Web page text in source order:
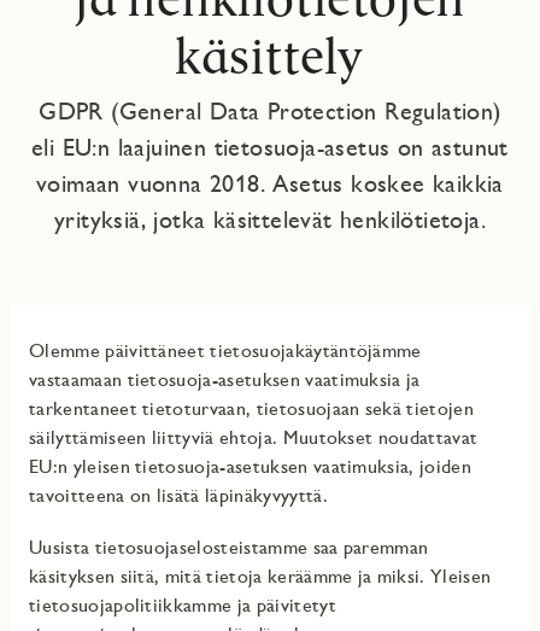
käsittely
GDPR (General Data Protection Regulation)
eli EU:n laajuinen tietosuoja-asetus on astunut
voimaan vuonna 2018. Asetus koskee kaikkia
yrityksiä, jotka käsittelevät henkilötietoja.
Olemme päivittäneet tietosuojakäytäntöjämme
vastaamaan tietosuoja-asetuksen vaatimuksia ja
tarkentaneet tietoturvaan, tietosuojaan sekä tietojen
säilyttämiseen liittyviä ehtoja. Muutokset noudattavat
EU:n yleisen tietosuoja-asetuksen vaatimuksia, joiden
tavoitteena on lisätä läpinäkyvyyttä.
Uusista tietosuojaselosteistamme saa paremman
käsityksen siitä, mitä tietoja keräämme ja miksi. Yleisen
tietosuojapolitiikkamme ja päivitetyt